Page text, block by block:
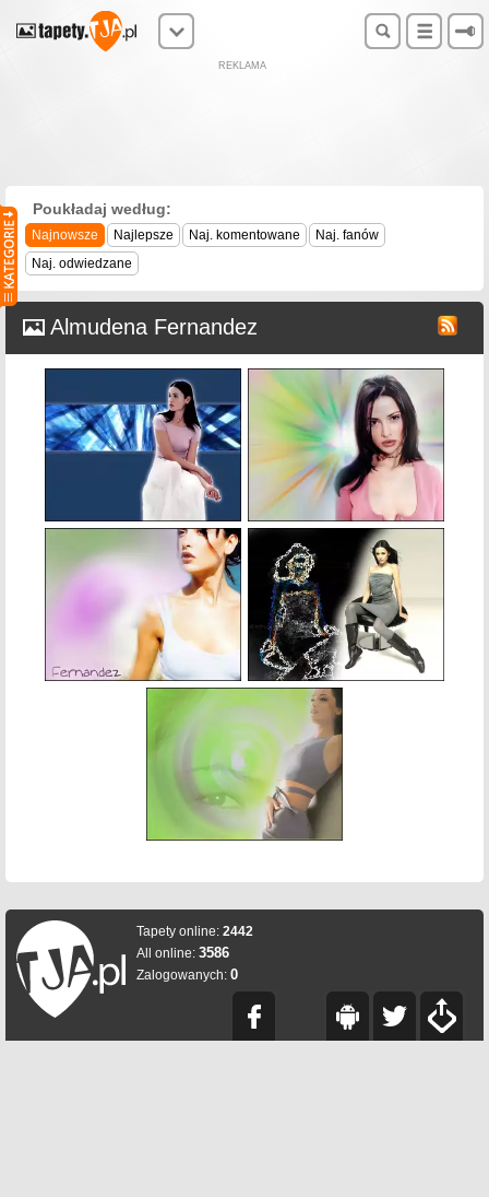
REKLAMA
Poukładaj według:
Najnowsze Najlepsze Naj. komentowane
Naj. fanów
Naj. odwiedzane
Almudena Fernandez
Tapety online: 2442
All online: 3586
Zalogowanych: 0